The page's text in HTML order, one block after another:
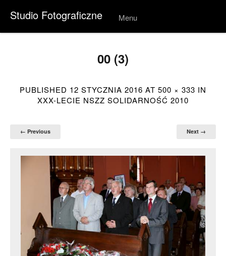
Studio Fotograficzne Menu
Skip to
00 (3)
PUBLISHED 12 STYCZNIA 2016 AT 500 × 333 IN
XXX-LECIE NSZZ SOLIDARNOŚĆ 2010
← Previous Next →